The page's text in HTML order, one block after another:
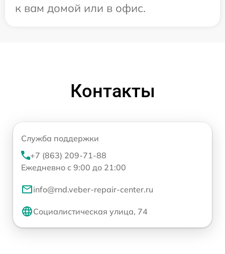
к вам домой или в офис.
Контакты
Служба поддержки
+7 (863) 209-71-88
Ежедневно с 9:00 до 21:00
info@rnd.veber-repair-center.ru
Социалистическая улица, 74